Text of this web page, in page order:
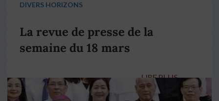
DIVERS HORIZONS
La revue de presse de la
semaine du 18 mars
LIRE PLUS →